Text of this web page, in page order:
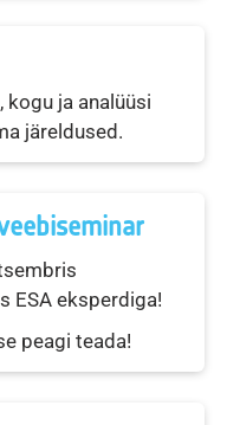
ja analüüsi
järeldused.
ESA eksperdiga!
peagi teada!